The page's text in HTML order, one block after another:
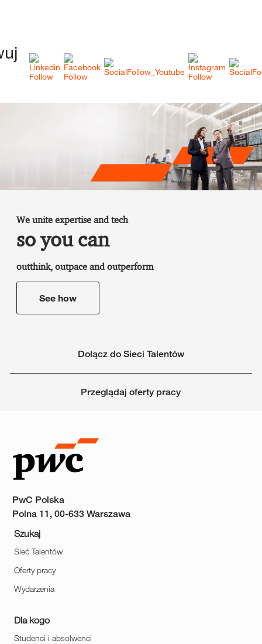
We unite expertise and tech
so you can
outthink, outpace and outperform
See how
Dołącz do Sieci Talentów
Przeglądaj oferty pracy
PwC Polska
Polna 11, 00-633 Warszawa
Szukaj
Sieć Talentów
Oferty pracy
Wydarzenia
Dla kogo
Studenci i absolwenci